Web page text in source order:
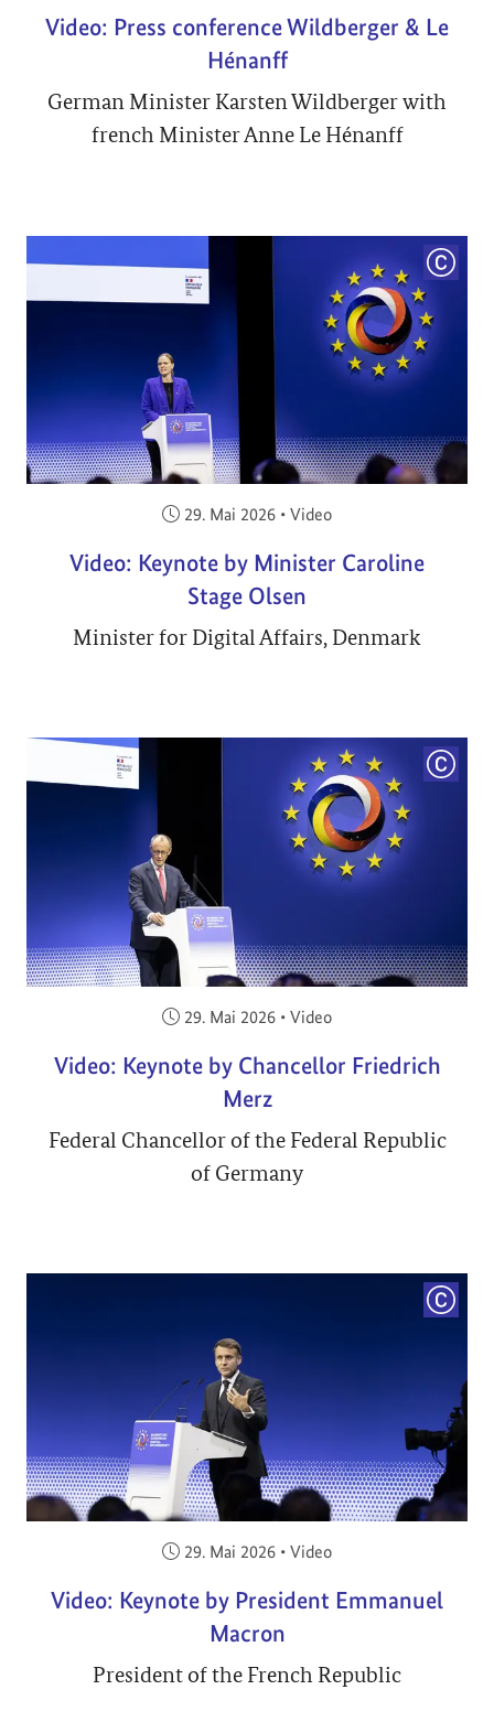
Video: Press conference Wildberger & Le
Hénanff
German Minister Karsten Wildberger with
french Minister Anne Le Hénanff
Veröffentlicht am:
29. Mai 2026 • Video
Video: Keynote by Minister Caroline
Stage Olsen
Minister for Digital Affairs, Denmark
Veröffentlicht am:
29. Mai 2026 • Video
Video: Keynote by Chancellor Friedrich
Merz
Federal Chancellor of the Federal Republic
of Germany
Veröffentlicht am:
29. Mai 2026 • Video
Video: Keynote by President Emmanuel
Macron
President of the French Republic